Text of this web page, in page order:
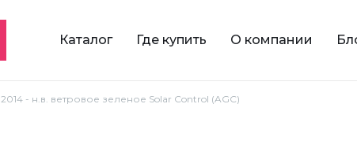
Каталог Где купить О компании
2014 - н.в. ветровое зеленое Solar Control (AGC)